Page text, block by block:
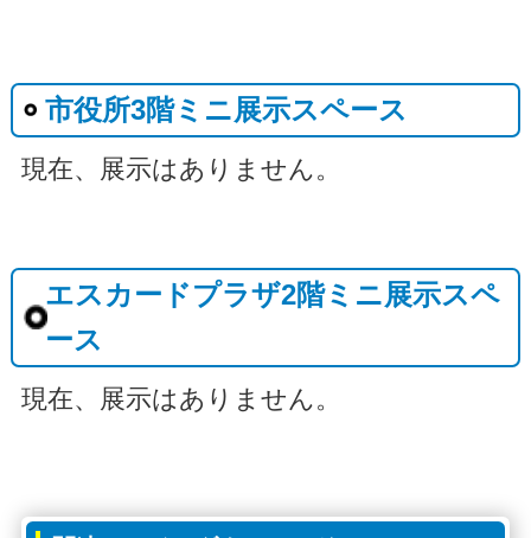
市役所3階ミニ展示スペース
現在、展示はありません。
エスカードプラザ2階ミニ展示スペ
ース
現在、展示はありません。